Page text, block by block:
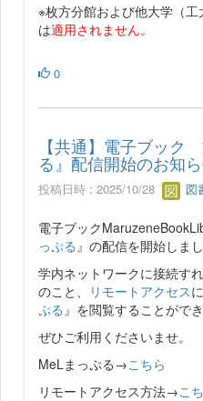
※枚方分館および他大学（
は適用されません。
0
【共通】電子ブッ
る』配信開始のお知
投稿日時 : 2025/10/28 図
電子ブック
っぷる 』の配信を開始しまし
学内ネットワークに接続す
のこと、
リモートアクセス
ぷる 』を閲覧することができ
ぜひご利用くださいませ。
MeLまっぷる→こちら
リモートアクセス方法→こ